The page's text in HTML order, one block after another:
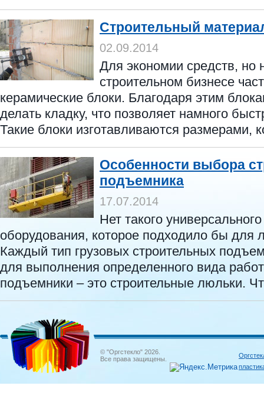
Строительный
02.09.2014
Для экономии средств, но
строительном бизнесе
керамические блоки. Благодаря этим
делать кладку, что позволяет намного
Такие блоки изготавливаются размерами,
Особенности выбора
подъемника
17.07.2014
Нет такого
оборудования, которое подходило бы для
Каждый тип грузовых строительных
для выполнения определенного вида
подъемники – это строительные люльки.
© "Оргстекло" 2026.
Все права защищены.